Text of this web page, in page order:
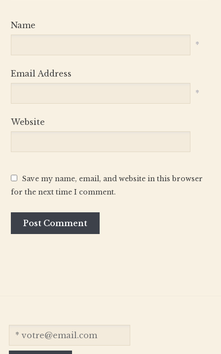
Name
*
Email Address
*
Website
Save my name, email, and website in this browser
for the next time I comment.